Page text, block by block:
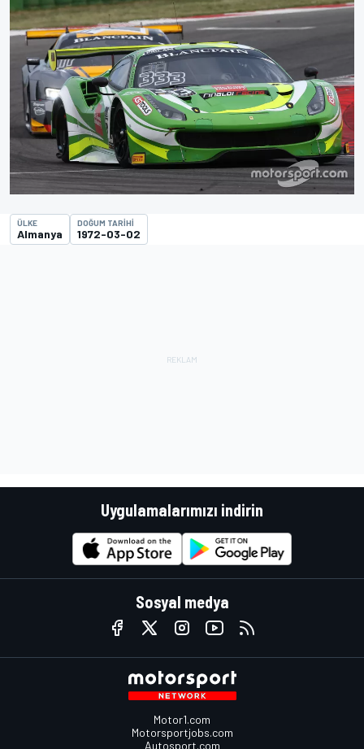
ÜLKE
Almanya
DOĞUM TARIHI
1972-03-02
Uygulamalarımızı indirin
Sosyal medya
Motor1.com
Motorsportjobs.com
Autosport.com